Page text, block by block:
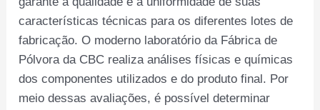
características técnicas para os diferentes lotes de
fabricação. O moderno laboratório da Fábrica de
Pólvora da CBC realiza análises físicas e químicas
dos componentes utilizados e do produto final. Por
meio dessas avaliações, é possível determinar